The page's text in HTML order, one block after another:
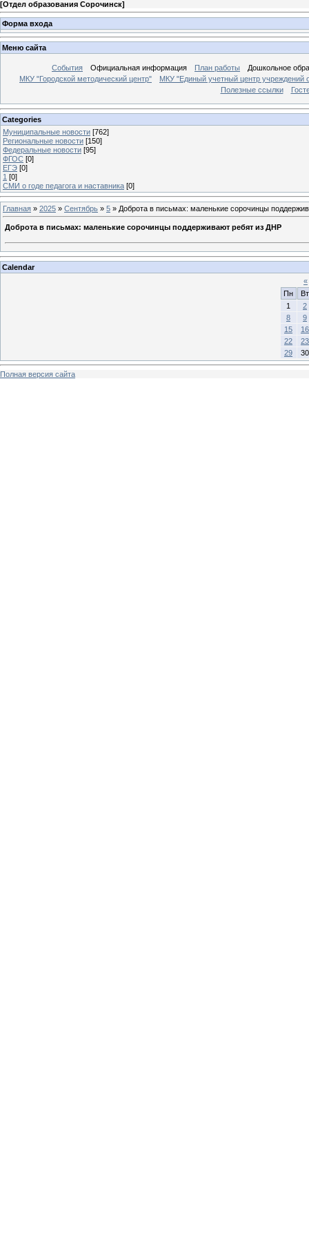
[Отдел образования Сорочинск]
Форма входа
Меню сайта
События Официальная информация План работы
Дошкольное
МКУ "Городской методический центр"
МКУ "Единый учетный центр учреждений
Полезные ссылки
Categories
Муниципальные новости [762]
Региональные новости [150]
Федеральные новости [95]
ФГОС [0]
ЕГЭ [0]
1 [0]
СМИ о годе педагога и наставника [0]
Главная » 2025 » Сентябрь » 5 » Доброта в письмах: маленькие сорочинцы
Доброта в письмах: маленькие сорочинцы поддерживают ребят из ДНР
Calendar
«
Пн
Вт
1
2
8
9
15
16
22
23
29
30
Полная версия сайта